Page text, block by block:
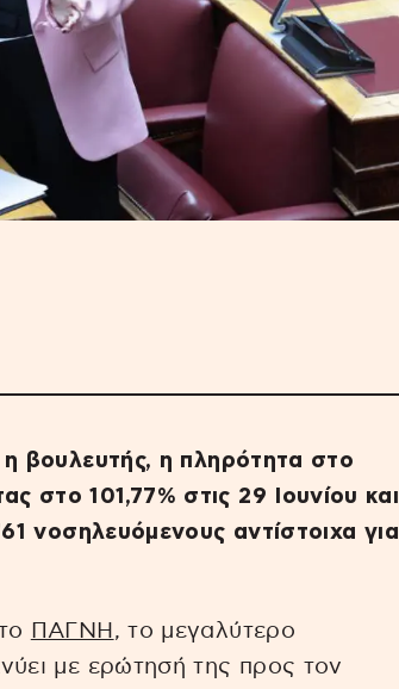
η βουλευτής, η πληρότητα στο
στο 101,77% στις 29 Ιουνίου και
νοσηλευόμενους αντίστοιχα για
ΠΑΓΝΗ , το μεγαλύτερο
με ερώτησή της προς τον